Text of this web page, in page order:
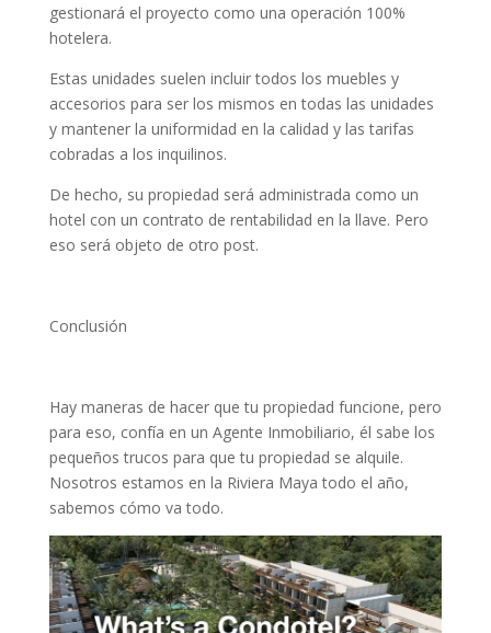
gestionará el proyecto como una operación 100%
hotelera.
Estas unidades suelen incluir todos los muebles y
accesorios para ser los mismos en todas las unidades
y mantener la uniformidad en la calidad y las tarifas
cobradas a los inquilinos.
De hecho, su propiedad será administrada como un
hotel con un contrato de rentabilidad en la llave. Pero
eso será objeto de otro post.
Conclusión
Hay maneras de hacer que tu propiedad funcione, pero
para eso, confía en un Agente Inmobiliario, él sabe los
pequeños trucos para que tu propiedad se alquile.
Nosotros estamos en la Riviera Maya todo el año,
sabemos cómo va todo.